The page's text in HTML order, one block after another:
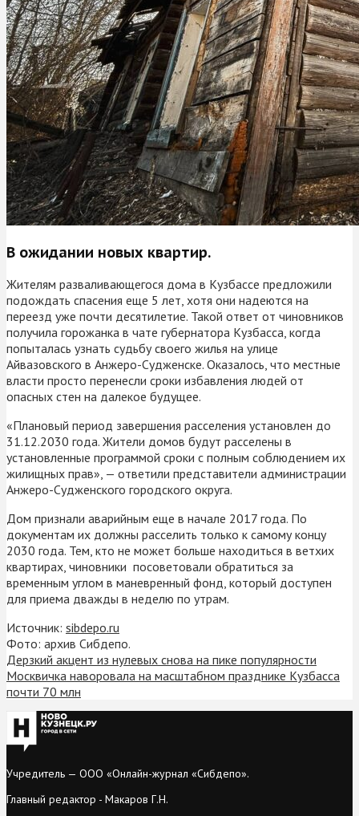
В ожидании новых квартир.
Жителям разваливающегося дома в Кузбассе предложили
подождать спасения еще 5 лет, хотя они надеются на
переезд уже почти десятилетие. Такой ответ от чиновников
получила горожанка в чате губернатора Кузбасса, когда
попыталась узнать судьбу своего жилья на улице
Айвазовского в Анжеро-Судженске. Оказалось, что местные
власти просто перенесли сроки избавления людей от
опасных стен на далекое будущее.
«Плановый период завершения расселения установлен до
31.12.2030 года. Жители домов будут расселены в
установленные программой сроки с полным соблюдением их
жилищных прав», — ответили представители администрации
Анжеро-Судженского городского округа.
Дом признали аварийным еще в начале 2017 года. По
документам их должны расселить только к самому концу
2030 года. Тем, кто не может больше находиться в ветхих
квартирах, чиновники посоветовали обратиться за
временным углом в маневренный фонд, который доступен
для приема дважды в неделю по утрам.
Источник: sibdepo.ru
Фото: архив Сибдепо.
Дерзкий акцент из нулевых снова на пике популярности
Москвичка наворовала на масштабном празднике Кузбасса
почти 70 млн
Учредитель — ООО «Онлайн-журнал «Сибдепо».
Главный редактор - Макаров Г.Н.